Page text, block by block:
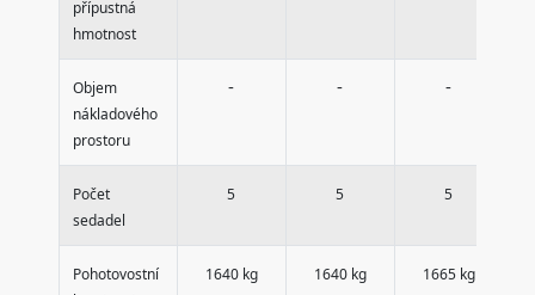
přípustná
hmotnost
Objem
nákladového
prostoru
- - -
Počet
sedadel
5 5 5
Pohotovostní
1640 kg 1640 kg 1665 kg